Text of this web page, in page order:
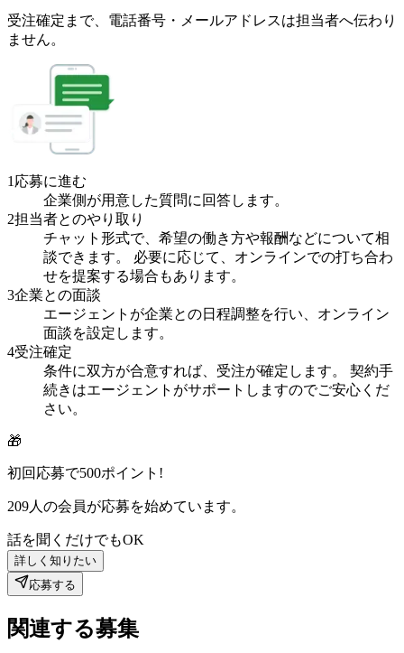
受注確定まで、 電話番号・メールアドレスは担当者へ伝わり
ません。
1 応募に進む
企業側が用意した質問に回答します。
2担当者とのやり取り
チャット形式で、希望の働き方や報酬などについて相
談できます。 必要に応じて、オンラインでの打ち合わ
せを提案する場合もあります。
3企業との面談
エージェントが企業との日程調整を行い、オンライン
面談を設定します。
4受注確定
条件に双方が合意すれば、受注が確定します。 契約手
続きはエージェントがサポートしますのでご安心くだ
さい。
🎁
初回応募で500ポイント!
209人の会員が応募を始めています。
話を聞くだけでもOK
詳しく知りたい
応募する
関連する募集